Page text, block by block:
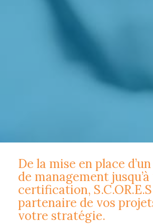
De la mise en place
de management
certification,
partenaire de vos
votre stratégie.